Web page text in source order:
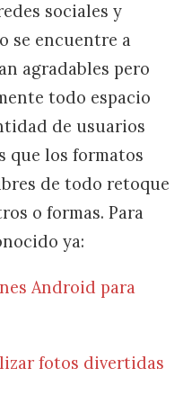
sociales y
se encuentre a
agradables pero
todo espacio
de usuarios
que los formatos
de todo retoque
o formas. Para
ya:
Android para
fotos divertidas